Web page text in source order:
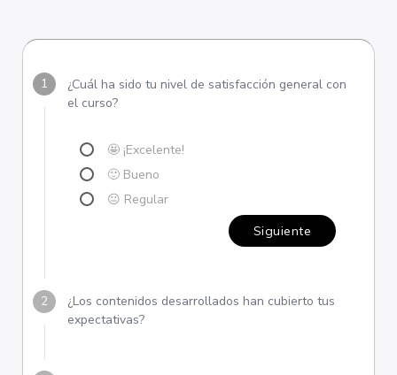
¿Cuál ha sido tu nivel de satisfacción general con
el curso?
🤩 ¡Excelente!
🙂 Bueno
😐 Regular
Siguiente
¿Los contenidos desarrollados han cubierto tus
expectativas?